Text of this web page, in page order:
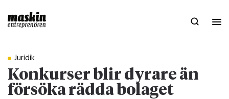
Juridik
Konkurser blir dyrare än
försöka rädda bolaget